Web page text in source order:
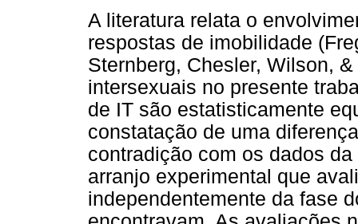
A literatura relata o
respostas de imobilidade
Sternberg, Chesler, Wilson,
intersexuais no presente
de IT são estatisticamente
constatação de uma
contradição com os dados
arranjo experimental que
independentemente da fase